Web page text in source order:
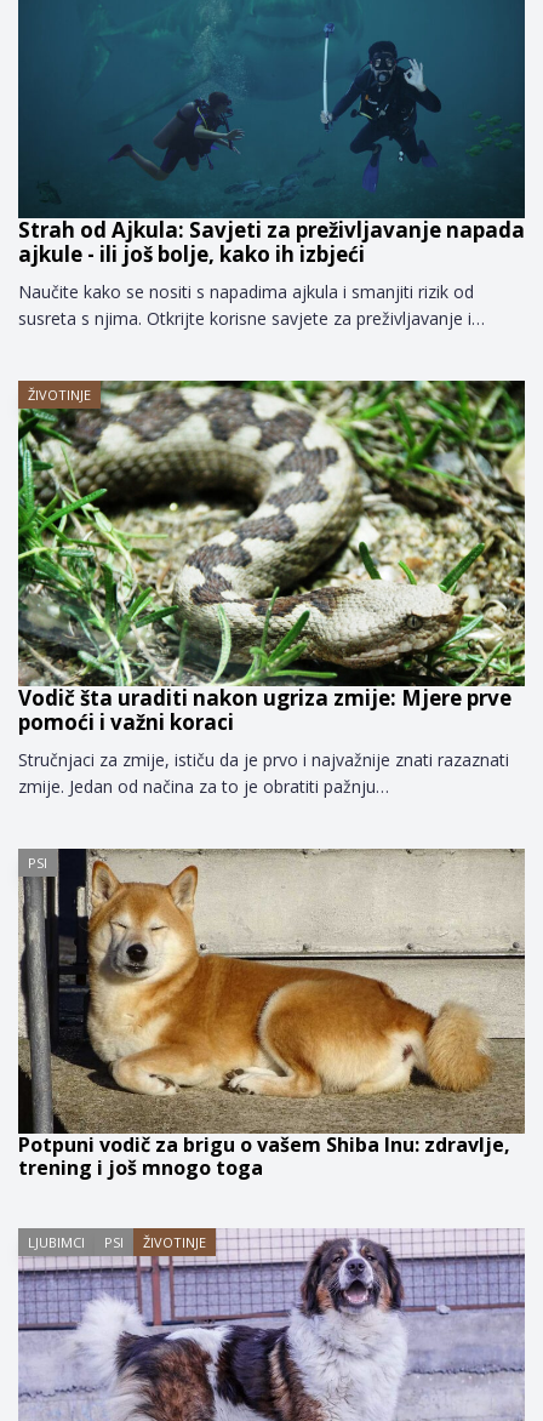
Strah od Ajkula: Savjeti za preživljavanje napada
ajkule - ili još bolje, kako ih izbjeći
Naučite kako se nositi s napadima ajkula i smanjiti rizik od
susreta s njima. Otkrijte korisne savjete za preživljavanje i…
ŽIVOTINJE
Vodič šta uraditi nakon ugriza zmije: Mjere prve
pomoći i važni koraci
Stručnjaci za zmije, ističu da je prvo i najvažnije znati razaznati
zmije. Jedan od načina za to je obratiti pažnju…
PSI
Potpuni vodič za brigu o vašem Shiba Inu: zdravlje,
trening i još mnogo toga
LJUBIMCI PSI ŽIVOTINJE